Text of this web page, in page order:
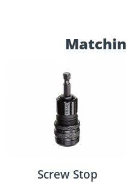
Screw Stop